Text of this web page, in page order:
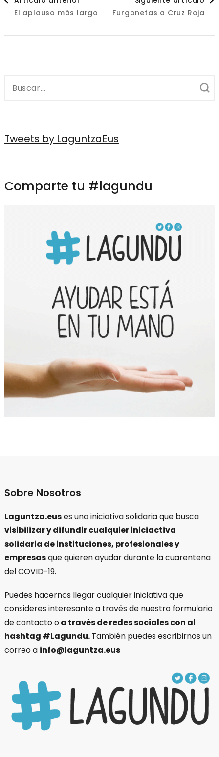
de
El aplauso más largo
Furgonetas a Cruz Roja
Buscar:
Tweets by LaguntzaEus
Comparte tu #lagundu
Sobre Nosotros
Laguntza.euses una iniciativa solidaria que busca
visibilizar y difundir cualquier iniciactiva
solidaria de instituciones, profesionales y
empresasque quieren ayudar durante la cuarentena
del COVID-19.
Puedes hacernos llegar cualquier iniciativa que
consideres interesante a través de nuestro formulario
de contacto oa través de redes sociales con al
hashtag #Lagundu.También puedes escribirnos un
correo a info@laguntza.eus